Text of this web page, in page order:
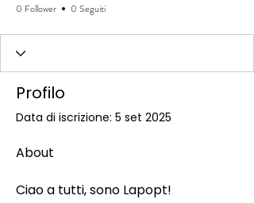
0 Follower 0 Seguiti
Profilo
Data di iscrizione: 5 set 2025
About
Ciao a tutti, sono Lapopt!